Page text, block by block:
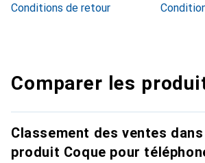
Conditions de retour
Comparer les
Classement des ventes
produit Coque pour